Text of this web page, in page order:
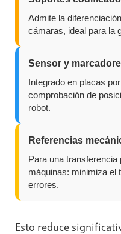
Admite la
cámaras, ideal para la
Sensor y
Integrado en placas
comprobación de
robot.
Referencias
Para una
máquinas: minimiza el
errores.
Esto reduce